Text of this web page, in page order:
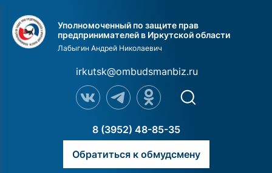
Уполномоченный по защите прав
предпринимателей в Иркутской области
Лабыгин Андрей Николаевич
irkutsk@ombudsmanbiz.ru
8 (3952) 48-85-35
Обратиться к обмудсмену